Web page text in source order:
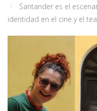
Santander es el
identidad en el cine y el